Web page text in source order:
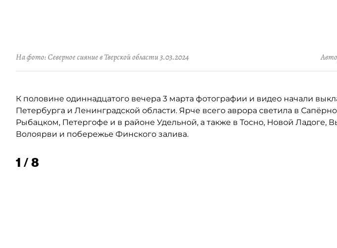
На фото: Северное сияние в Тверской области 3.03.2024
К половине одиннадцатого вечера 3 марта фотографии и видео начали
Петербурга и Ленинградской области. Ярче всего аврора светила в
Рыбацком, Петергофе и в районе Удельной, а также в Тосно, Новой Ладоге,
Волоярви и побережье Финского залива.
1 / 8